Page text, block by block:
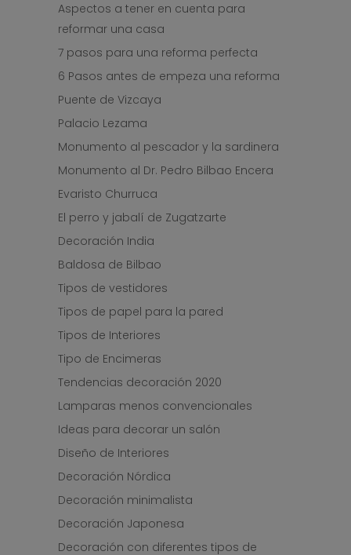
Aspectos a tener en cuenta para
reformar una casa
7 pasos para una reforma perfecta
6 Pasos antes de empeza una reforma
Puente de Vizcaya
Palacio Lezama
Monumento al pescador y la sardinera
Monumento al Dr. Pedro Bilbao Encera
Evaristo Churruca
El perro y jabalí de Zugatzarte
Decoración India
Baldosa de Bilbao
Tipos de vestidores
Tipos de papel para la pared
Tipos de Interiores
Tipo de Encimeras
Tendencias decoración 2020
Lamparas menos convencionales
Ideas para decorar un salón
Diseño de Interiores
Decoración Nórdica
Decoración minimalista
Decoración Japonesa
Decoración con diferentes tipos de